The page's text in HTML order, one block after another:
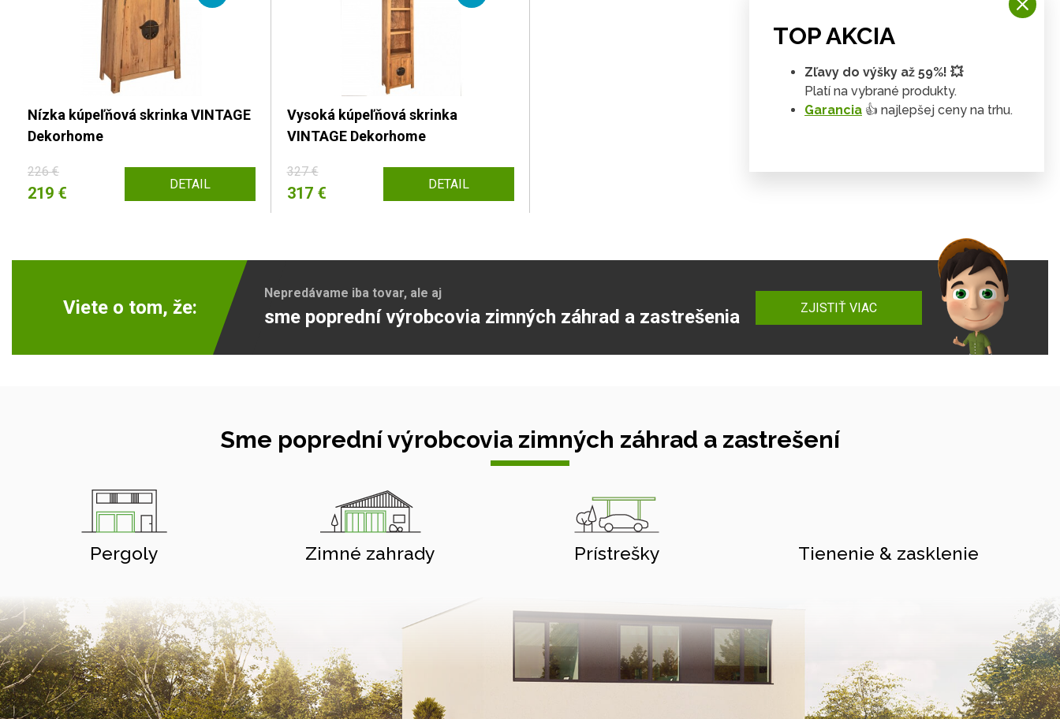
Nízka kúpeľňová skrinka VINTAGE
Dekorhome
226 €
219 € DETAIL
Vysoká kúpeľňová skrinka
VINTAGE Dekorhome
327 €
317 € DETAIL
Viete o tom, že:
Nepredávame iba tovar, ale aj
sme poprední výrobcovia zimných záhrad a zastrešenia ZJISTIŤ VIAC
Sme poprední výrobcovia zimných záhrad a zastrešení
Pergoly Zimné zahrady Prístrešky Tienenie & zasklenie
TOP AKCIA
Zľavy do výšky až 59%! 💥
Platí na vybrané produkty.
Garancia 👍 najlepšej ceny na trhu.